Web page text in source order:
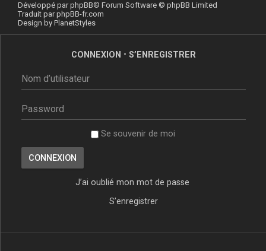
Développé parphpBB® Forum Software © phpBB Limited
Traduit parphpBB-fr.com
Design by PlanetStyles
CONNEXION • S’ENREGISTRER
Se souvenir de moi
J’ai oublié mon mot de passe
S’enregistrer